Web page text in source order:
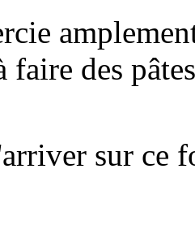
faire des
sur ce